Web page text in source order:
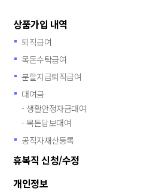
상품가입 내역
퇴직급여
목돈수탁급여
분할지급퇴직급여
대여금
- 생활안정자금대여
- 목돈담보대여
공직자재산등록
휴복직 신청/수정
개인정보